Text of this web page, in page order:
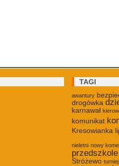
TAGI
awantury
drogówka
karnawał
komunikat
Kresowianka
nieletni nowy
przedszkole
Stróżewo turniej